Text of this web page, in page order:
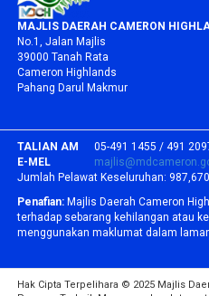
MAJLIS DAERAH CAMERON
No.1, Jalan Majlis
39000 Tanah Rata
Cameron Highlands
Pahang Darul Makmur
TALIAN AM 05-491 1455 / 491
E-MEL
Jumlah Pelawat Keseluruhan: 987,670
Penafian: Majlis Daerah Cameron
terhadap sebarang kehilangan atau
menggunakan maklumat dalam
Hak Cipta Terpelihara © 2025 Majlis